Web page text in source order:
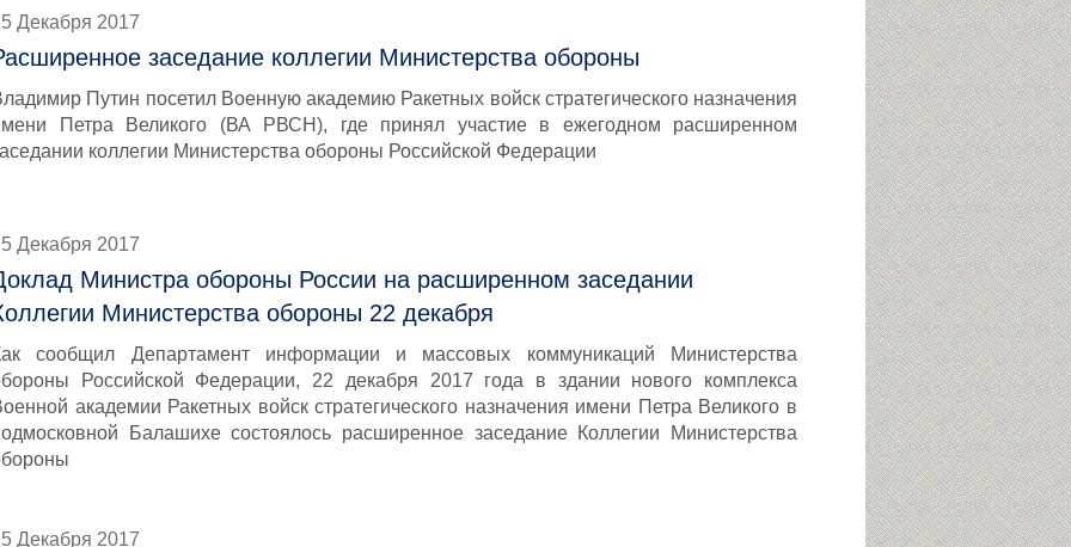
Декабря 2017
заседание коллегии Министерства обороны
Путин посетил Военную академию Ракетных войск стратегического назначения
Петра Великого (ВА РВСН), где принял участие в ежегодном расширенном
коллегии Министерства обороны Российской Федерации
Декабря 2017
Министра обороны России на расширенном заседании
Министерства обороны 22 декабря
сообщил Департамент информации и массовых коммуникаций Министерства
Российской Федерации, 22 декабря 2017 года в здании нового комплекса
академии Ракетных войск стратегического назначения имени Петра Великого в
Балашихе состоялось расширенное заседание Коллегии Министерства
Декабря 2017